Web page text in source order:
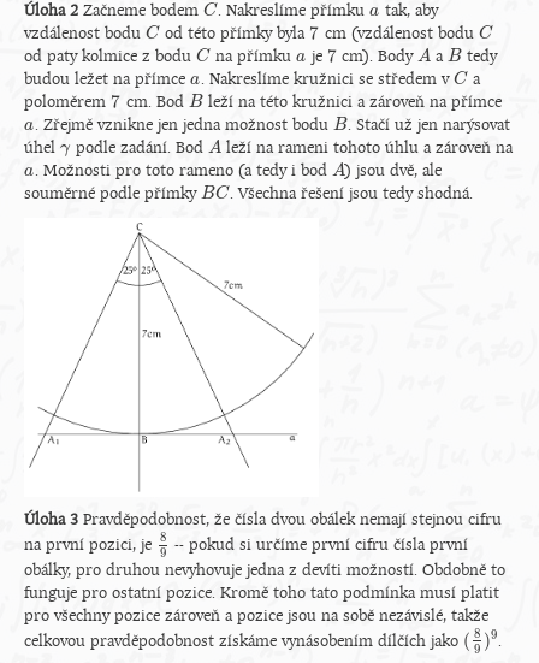
Úloha 2 Začneme bodem C
C . Nakreslíme přímku a
a tak, aby
vzdálenost bodu C
C od této přímky byla 7
7 cm (vzdálenost bodu C
C
od paty kolmice z bodu C
C na přímku a
a je 7
7 cm). BodyA
A aB
B tedy
budou ležet na přímce a
a. Nakreslíme kružnici se středem v C
C a
poloměrem 7
7 cm. Bod B
B leží na této kružnici a zároveň na přímce
a
a. Zřejmě vznikne jen jedna možnost bodu B
B . Stačí už jen narýsovat
úhel γ
γ podle zadání. Bod A
Aleží na rameni tohoto úhlu a zároveň na
a
a. Možnosti pro toto rameno (a tedy i bod A
A) jsou dvě, ale
souměrné podle přímky BC
BC . Všechna řešení jsou tedy shodná.
Úloha 3 Pravděpodobnost, že čísla dvou obálek nemají stejnou cifru
na první pozici, je 8
9
89 -- pokud si určíme první cifru čísla první
obálky, pro druhou nevyhovuje jedna z devíti možností. Obdobně to
funguje pro ostatní pozice. Kromě toho tato podmínka musí platit
pro všechny pozice zároveň a pozice jsou na sobě nezávislé, takže
celkovou pravděpodobnost získáme vynásobením dílčích jako ( 8
9 )9
( 89 )9.